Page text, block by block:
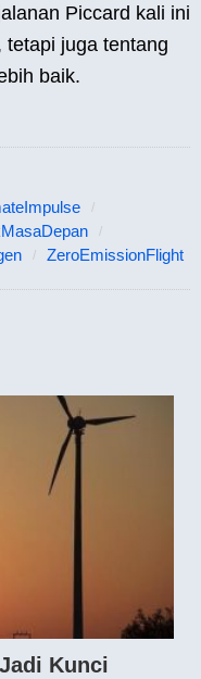
Piccard kali ini
tetapi juga tentang
baik.
ZeroEmissionFlight
Kunci